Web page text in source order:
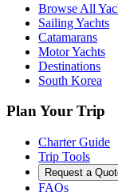
Browse All
Sailing Yachts
Catamarans
Motor Yachts
Destinations
South Korea
Plan Your Trip
Charter Guide
Trip Tools
Request a
FAQs